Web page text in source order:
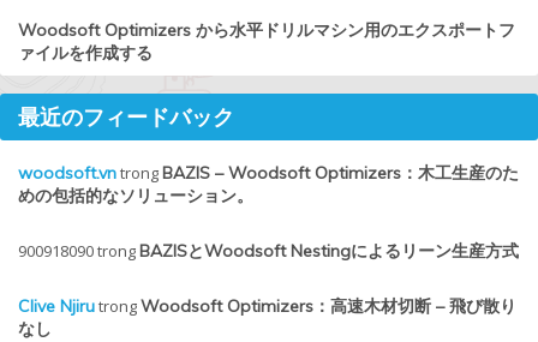
Woodsoft Optimizers から水平ドリルマシン用のエクスポートフ
ァイルを作成する
最近のフィードバック
woodsoft.vntrongBAZIS – Woodsoft Optimizers：木工生産のた
めの包括的なソリューション。
900918090trongBAZISとWoodsoft Nestingによるリーン生産方式
Clive NjirutrongWoodsoft Optimizers：高速木材切断 – 飛び散り
なし